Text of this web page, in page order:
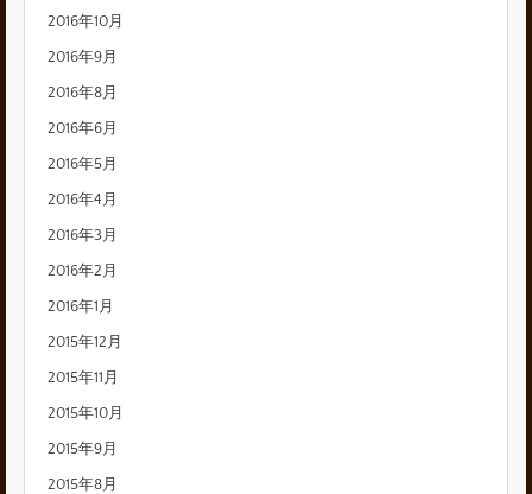
2016年10月
2016年9月
2016年8月
2016年6月
2016年5月
2016年4月
2016年3月
2016年2月
2016年1月
2015年12月
2015年11月
2015年10月
2015年9月
2015年8月